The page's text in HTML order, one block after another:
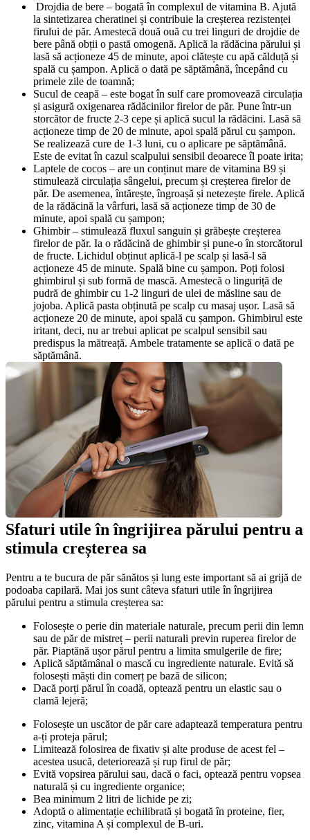
Drojdia de bere – bogată în complexul de vitamina B. Ajută
la sintetizarea cheratinei și contribuie la creșterea rezistenței
firului de păr. Amestecă două ouă cu trei linguri de drojdie de
bere până obții o pastă omogenă. Aplică la rădăcina părului și
lasă să acționeze 45 de minute, apoi clătește cu apă călduță și
spală cu șampon. Aplică o dată pe săptămână, începând cu
primele zile de toamnă;
Sucul de ceapă – este bogat în sulf care promovează circulația
și asigură oxigenarea rădăcinilor firelor de păr. Pune într-un
storcător de fructe 2-3 cepe și aplică sucul la rădăcini. Lasă să
acționeze timp de 20 de minute, apoi spală părul cu șampon.
Se realizează cure de 1-3 luni, cu o aplicare pe săptămână.
Este de evitat în cazul scalpului sensibil deoarece îl poate irita;
Laptele de cocos – are un conținut mare de vitamina B9 și
stimulează circulația sângelui, precum și creșterea firelor de
păr. De asemenea, întărește, îngroașă și netezește firele. Aplică
de la rădăcină la vârfuri, lasă să acționeze timp de 30 de
minute, apoi spală cu șampon;
Ghimbir – stimulează fluxul sanguin și grăbește creșterea
firelor de păr. Ia o rădăcină de ghimbir și pune-o în storcătorul
de fructe. Lichidul obținut aplică-l pe scalp și lasă-l să
acționeze 45 de minute. Spală bine cu șampon. Poți folosi
ghimbirul și sub formă de mască. Amestecă o linguriță de
pudră de ghimbir cu 1-2 linguri de ulei de măsline sau de
jojoba. Aplică pasta obținută pe scalp cu masaj ușor. Lasă să
acționeze 20 de minute, apoi spală cu șampon. Ghimbirul este
iritant, deci, nu ar trebui aplicat pe scalpul sensibil sau
predispus la mătreață. Ambele tratamente se aplică o dată pe
săptămână.
Sfaturi utile în îngrijirea părului pentru a
stimula creșterea sa
Pentru a te bucura de păr sănătos și lung este important să ai grijă de
podoaba capilară. Mai jos sunt câteva sfaturi utile în îngrijirea
părului pentru a stimula creșterea sa:
Folosește o perie din materiale naturale, precum perii din lemn
sau de păr de mistreț – perii naturali previn ruperea firelor de
păr. Piaptănă ușor părul pentru a limita smulgerile de fire;
Aplică săptămânal o mască cu ingrediente naturale. Evită să
folosești măști din comerț pe bază de silicon;
Dacă porți părul în coadă, optează pentru un elastic sau o
clamă lejeră;
Folosește un uscător de păr care adaptează temperatura pentru
a-ți proteja părul;
Limitează folosirea de fixativ și alte produse de acest fel –
acestea usucă, deteriorează și rup firul de păr;
Evită vopsirea părului sau, dacă o faci, optează pentru vopsea
naturală și cu ingrediente organice;
Bea minimum 2 litri de lichide pe zi;
Adoptă o alimentație echilibrată și bogată în proteine, fier,
zinc, vitamina A și complexul de B-uri.